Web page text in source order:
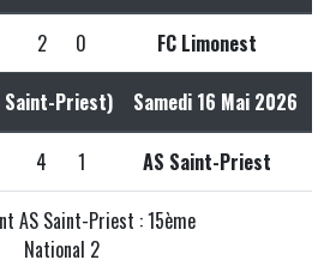
2 0 FC Limonest
Saint-Priest) Samedi 16 Mai 2026
4 1 AS Saint-Priest
AS Saint-Priest : 15ème
National 2